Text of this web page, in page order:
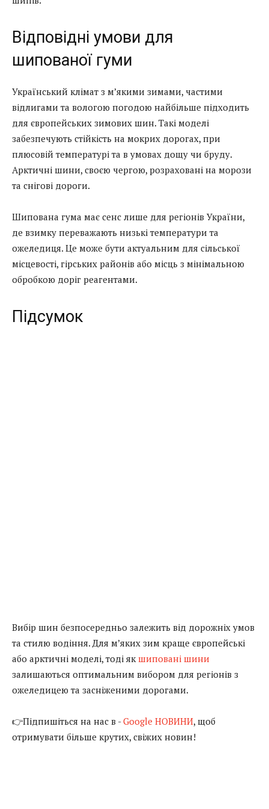
Відповідні умови для
шипованої гуми
Український клімат з м’якими зимами, частими
відлигами та вологою погодою найбільше підходить
для європейських зимових шин. Такі моделі
забезпечують стійкість на мокрих дорогах, при
плюсовій температурі та в умовах дощу чи бруду.
Арктичні шини, своєю чергою, розраховані на морози
та снігові дороги.
Шипована гума має сенс лише для регіонів України,
де взимку переважають низькі температури та
ожеледиця. Це може бути актуальним для сільської
місцевості, гірських районів або місць з мінімальною
обробкою доріг реагентами.
Підсумок
Вибір шин безпосередньо залежить від дорожніх умов
та стилю водіння. Для м’яких зим краще європейські
або арктичні моделі, тоді як шиповані шини
залишаються оптимальним вибором для регіонів з
ожеледицею та засніженими дорогами.
👉Підпишіться на нас в -Google НОВИНИ, щоб
отримувати більше крутих, свіжих новин!